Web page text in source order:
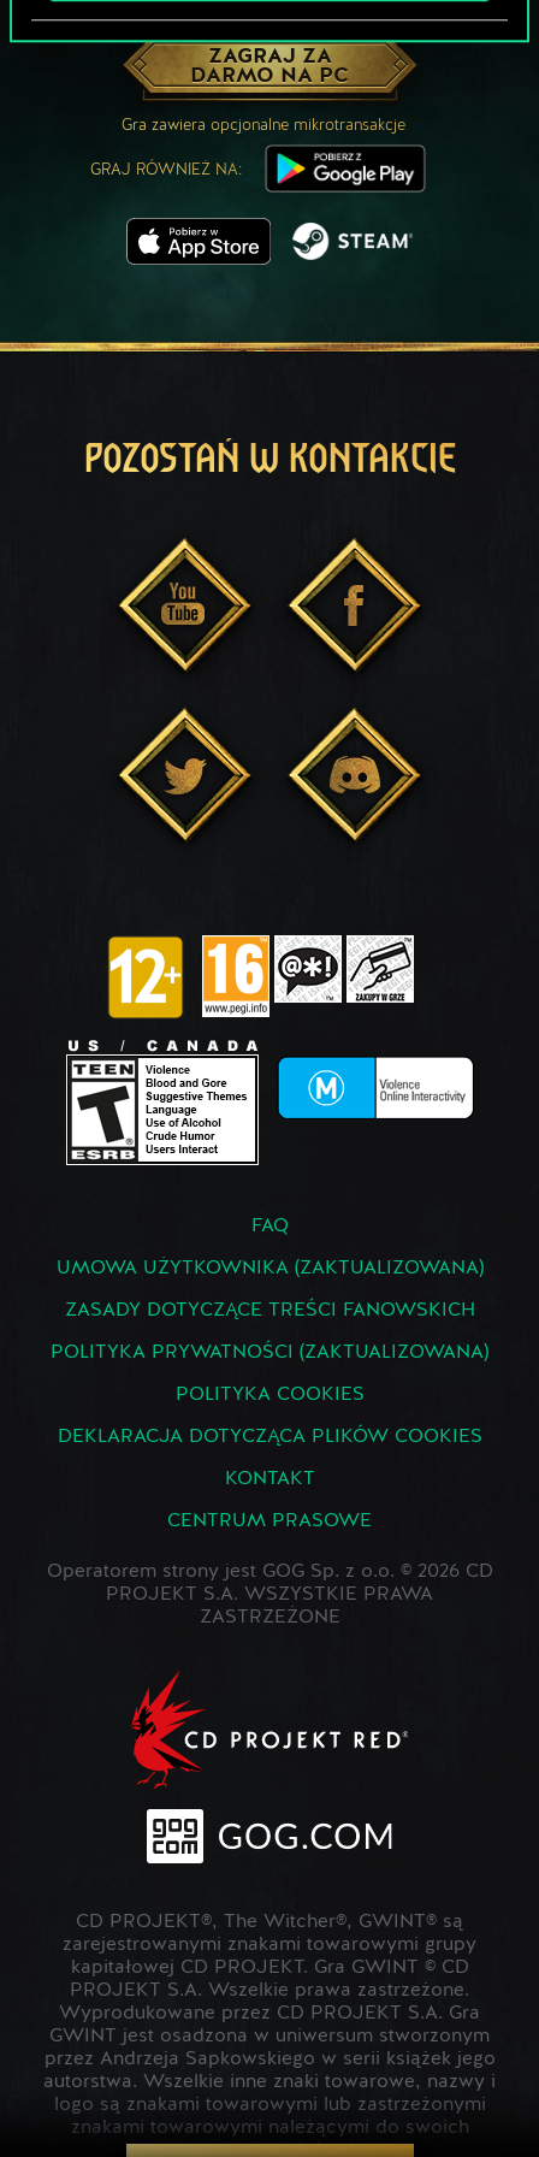
ZAGRAJ ZA
DARMO NA PC
Gra zawiera opcjonalne mikrotransakcje
GRAJ RÓWNIEŻ NA:
POZOSTAŃ W KONTAKCIE
FAQ
UMOWA UŻYTKOWNIKA (ZAKTUALIZOWANA)
ZASADY DOTYCZĄCE TREŚCI FANOWSKICH
POLITYKA PRYWATNOŚCI (ZAKTUALIZOWANA)
POLITYKA COOKIES
DEKLARACJA DOTYCZĄCA PLIKÓW COOKIES
KONTAKT
CENTRUM PRASOWE
Operatorem strony jest GOG Sp. z o.o. © 2026 CD
PROJEKT S.A. WSZYSTKIE PRAWA
ZASTRZEŻONE
CD PROJEKT®, The Witcher®, GWINT® są
zarejestrowanymi znakami towarowymi grupy
kapitałowej CD PROJEKT. Gra GWINT © CD
PROJEKT S.A. Wszelkie prawa zastrzeżone.
Wyprodukowane przez CD PROJEKT S.A. Gra
GWINT jest osadzona w uniwersum stworzonym
przez Andrzeja Sapkowskiego w serii książek jego
autorstwa. Wszelkie inne znaki towarowe, nazwy i
logo są znakami towarowymi lub zastrzeżonymi
znakami towarowymi należącymi do swoich
prawowitych właścicieli.